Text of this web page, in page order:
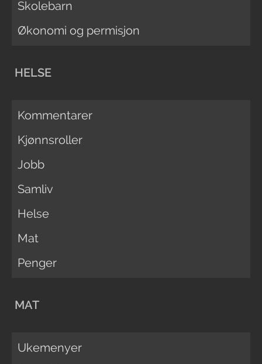
Skolebarn
Økonomi og permisjon
HELSE
Kommentarer
Kjønnsroller
Jobb
Samliv
Helse
Mat
Penger
MAT
Ukemenyer